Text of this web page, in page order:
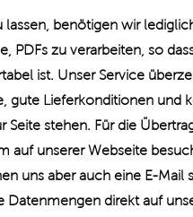
benötigen wir
PDFs zu verarbeiten, so
ist. Unser Service
gute Lieferkonditionen und
Seite stehen. Für die
auf unserer Webseite
uns aber auch eine E-Mail
Datenmengen direkt auf